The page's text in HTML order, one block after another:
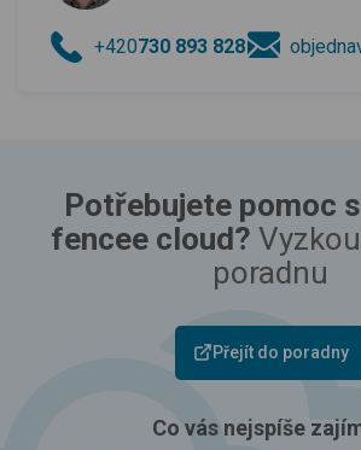
+420730 893 828
Potřebujete pomoc
fencee cloud?
poradnu
Přejít do poradny
Co vás nejspíše